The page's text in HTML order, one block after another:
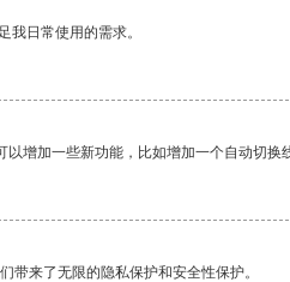
我日常使用的需求。
增加一些新功能，比如增加一个自动切换
带来了无限的隐私保护和安全性保护。